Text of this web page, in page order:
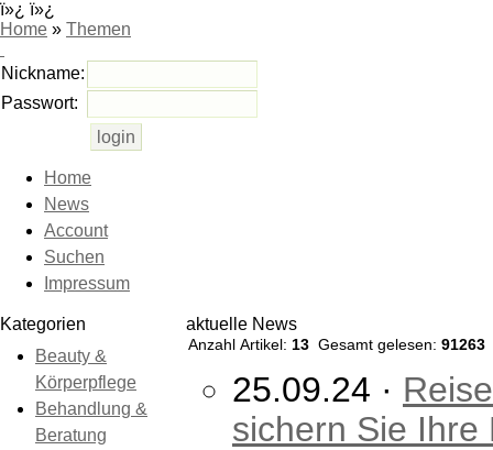
ï»¿ ï»¿
Home » Themen
Nickname:
Passwort:
Home
News
Account
Suchen
Impressum
Kategorien
Beauty &
Körperpflege
Behandlung &
Beratung
aktuelle News
Anzahl Artikel: 13 Gesamt gelesen: 91263
25.09.24 ·
sichern Sie Ihre